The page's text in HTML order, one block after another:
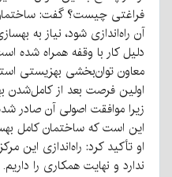
فراغتی چیست؟ گفت:
آن راه‌اندازی شود، نیاز به
دلیل کار با وقفه همراه شده
معاون توان‌بخشی بهزیستی
اولین فرصت بعد از کامل‌شدن
زیرا موافقت اصولی آن صادر
این است که ساختمان کامل
او تأکید کرد: راه‌اندازی این
ندارد و نهایت همکاری را داریم.